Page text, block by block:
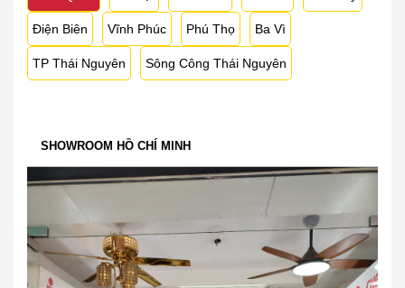
Điện Biên Vĩnh Phúc Phú Thọ Ba Vì
TP Thái Nguyên Sông Công Thái Nguyên
SHOWROOM HỒ CHÍ MINH